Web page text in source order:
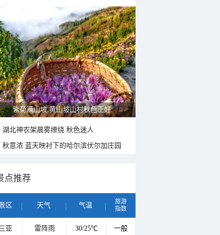
紫菊满山坡 黄山坡山村秋色正好
湖北神农架晨雾缭绕 秋色迷人
秋意浓 蓝天映衬下的哈尔滨伏尔加庄园
点推荐
区 天气 气温
旅游
指数
亚 雷阵雨 30/25℃ 一般